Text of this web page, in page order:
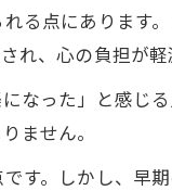
る点にあります
、心の負担が軽
なった」と感じ
ません。
す。しかし、早